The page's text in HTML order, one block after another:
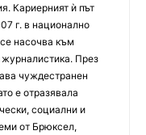
Кариерният ѝ път
г. в национално
насочва към
журналистика. През
чуждестранен
е отразявала
социални и
от Брюксел,